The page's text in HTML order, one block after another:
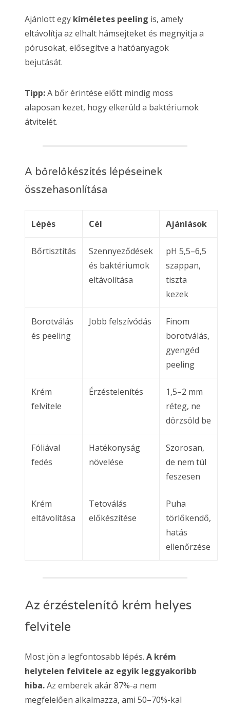
Ajánlott egy kíméletes peeling is, amely
eltávolítja az elhalt hámsejteket és megnyitja a
pórusokat, elősegítve a hatóanyagok
bejutását.
Tipp:A bőr érintése előtt mindig moss
alaposan kezet, hogy elkerüld a baktériumok
átvitelét.
A bőrelőkészítés lépéseinek
összehasonlítása
Lépés Cél Ajánlások
Bőrtisztítás
Szennyeződések
és baktériumok
eltávolítása
pH 5,5–6,5
szappan,
tiszta
kezek
Borotválás
és peeling
Jobb felszívódás
Finom
borotválás,
gyengéd
peeling
Krém
felvitele
Érzéstelenítés
1,5–2 mm
réteg, ne
dörzsöld be
Fóliával
fedés
Hatékonyság
növelése
Szorosan,
de nem túl
feszesen
Krém
eltávolítása
Tetoválás
előkészítése
Puha
törlőkendő,
hatás
ellenőrzése
Az érzéstelenítő krém helyes
felvitele
Most jön a legfontosabb lépés. A krém
helytelen felvitele az egyik leggyakoribb
hiba.Az emberek akár 87%-a nem
megfelelően alkalmazza, ami 50–70%-kal